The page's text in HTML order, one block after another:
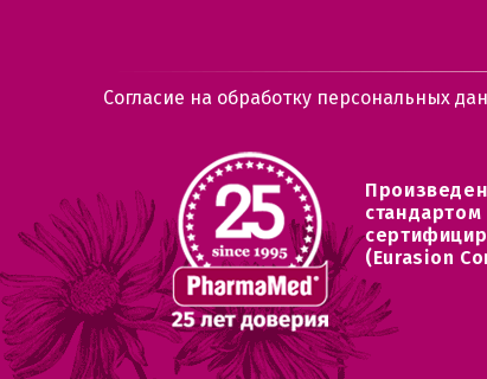
Согласие на обработку персональных
(Eurasion